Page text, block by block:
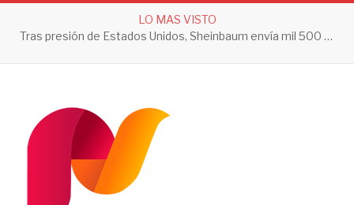
LO MAS VISTO
Tras presión de Estados Unidos, Sheinbaum envía mil 500 soldados a Michoacán